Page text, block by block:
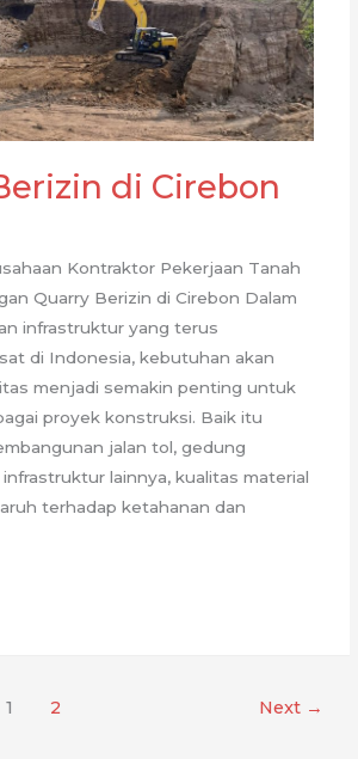
di Cirebon
Kontraktor Pekerjaan Tanah
Quarry Berizin di Cirebon Dalam
infrastruktur yang terus
di Indonesia, kebutuhan akan
menjadi semakin penting untuk
proyek konstruksi. Baik itu
jalan tol, gedung
lainnya, kualitas material
terhadap ketahanan dan
1 2 Next →